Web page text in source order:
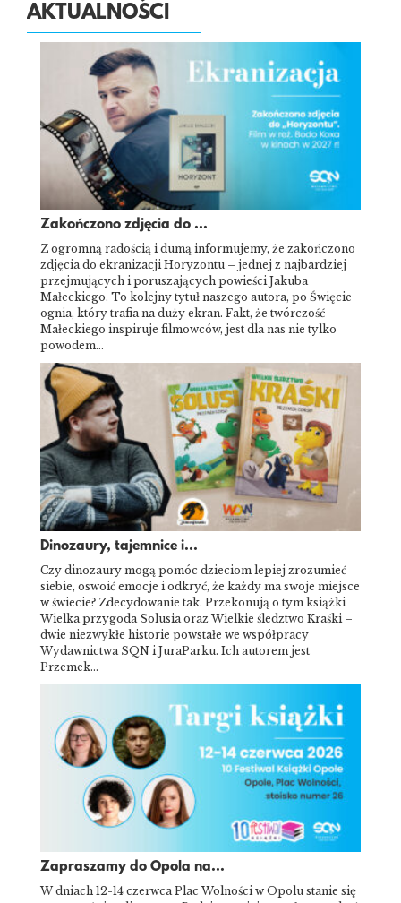
AKTUALNOŚCI
Zakończono zdjęcia do ...
Z ogromną radością i dumą informujemy, że zakończono
zdjęcia do ekranizacji Horyzontu – jednej z najbardziej
przejmujących i poruszających powieści Jakuba
Małeckiego. To kolejny tytuł naszego autora, po Święcie
ognia, który trafia na duży ekran. Fakt, że twórczość
Małeckiego inspiruje filmowców, jest dla nas nie tylko
powodem…
Dinozaury, tajemnice i...
Czy dinozaury mogą pomóc dzieciom lepiej zrozumieć
siebie, oswoić emocje i odkryć, że każdy ma swoje miejsce
w świecie? Zdecydowanie tak. Przekonują o tym książki
Wielka przygoda Solusia oraz Wielkie śledztwo Kraśki –
dwie niezwykłe historie powstałe we współpracy
Wydawnictwa SQN i JuraParku. Ich autorem jest
Przemek…
Zapraszamy do Opola na...
W dniach 12-14 czerwca Plac Wolności w Opolu stanie się